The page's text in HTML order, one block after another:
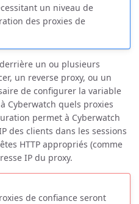
un niveau de
des proxies de
un ou plusieurs
un reverse proxy, ou un
de configurer la variable
Cyberwatch quels proxies
permet à Cyberwatch
des clients dans les sessions
HTTP appropriés (comme
IP du proxy.
de confiance seront